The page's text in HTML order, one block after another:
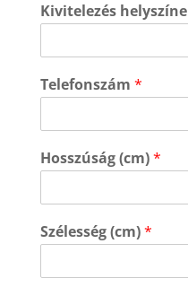
Kivitelezés helyszíne
Telefonszám *
Hosszúság (cm)*
Szélesség (cm)*